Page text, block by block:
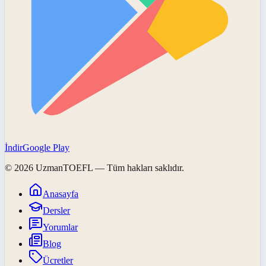
İndirGoogle Play
© 2026 UzmanTOEFL — Tüm hakları saklıdır.
Anasayfa
Dersler
Yorumlar
Blog
Ücretler